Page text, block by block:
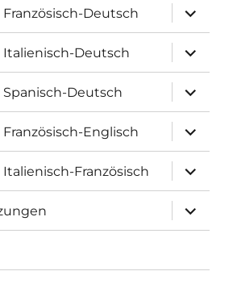
Deutsch
öffnen
Deutsch
öffnen
Deutsch
öffnen
Englisch
öffnen
Französisch
öffnen
öffnen